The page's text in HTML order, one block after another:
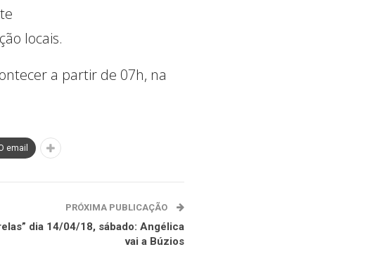
locais.
a partir de 07h, na
email
PRÓXIMA PUBLICAÇÃO
dia 14/04/18, sábado: Angélica
vai a Búzios